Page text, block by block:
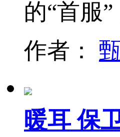
的“首服
作者：
暖耳 保